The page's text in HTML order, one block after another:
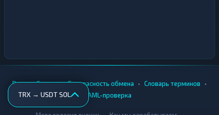
TRX → USDT SOL
Вики • Города • Безопасность обмена • Словарь терминов •
AML-проверка